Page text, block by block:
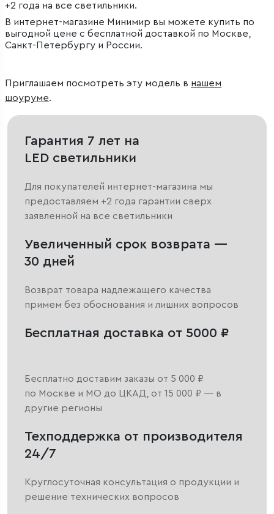
+2 года на все светильники.
В интернет-магазине Минимир вы можете купить по
выгодной цене с бесплатной доставкой по Москве,
Санкт-Петербургу и России.
Приглашаем посмотреть эту модель в нашем
шоуруме.
Гарантия 7 лет на
LED светильники
Для покупателей интернет-магазина мы
предоставляем +2 года гарантии сверх
заявленной на все светильники
Увеличенный срок возврата —
30 дней
Возврат товара надлежащего качества
примем без обоснования и лишних вопросов
Бесплатная доставка от 5000 ₽
Бесплатно доставим заказы от 5 000 ₽
по Москве и МО до ЦКАД, от 15 000 ₽ — в
другие регионы
Техподдержка от производителя
24/7
Круглосуточная консультация о продукции и
решение технических вопросов